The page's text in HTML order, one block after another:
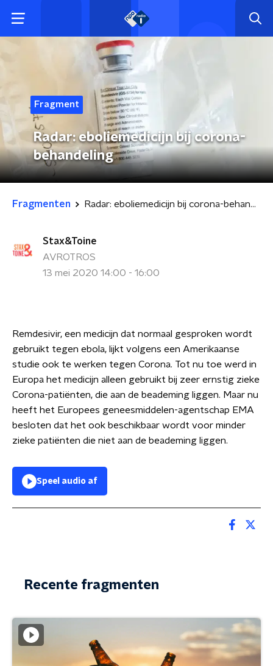
Fragment
Radar: eboliemedicijn bij corona-
behandeling
Fragmenten Radar: eboliemedicijn bij corona-behandeling
Stax&Toine
AVROTROS
13 mei 2020 14:00 - 16:00
Remdesivir, een medicijn dat normaal gesproken wordt
gebruikt tegen ebola, lijkt volgens een Amerikaanse
studie ook te werken tegen Corona. Tot nu toe werd in
Europa het medicijn alleen gebruikt bij zeer ernstig zieke
Corona-patiënten, die aan de beademing liggen. Maar nu
heeft het Europees geneesmiddelen-agentschap EMA
besloten dat het ook beschikbaar wordt voor minder
zieke patiënten die niet aan de beademing liggen.
Speel audio af
Recente fragmenten